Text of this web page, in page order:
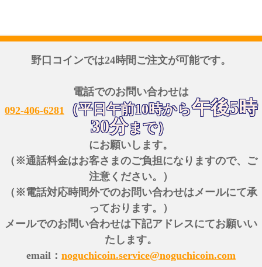
野口コインでは24時間ご注文が可能です。
電話でのお問い合わせは
092-406-6281
（平日午前10時から午後5時
30分まで）
にお願いします。
（※通話料金はお客さまのご負担になりますので、ご
注意ください。）
（※電話対応時間外でのお問い合わせはメールにて承
っております。）
メールでのお問い合わせは下記アドレスにてお願いい
たします。
email： noguchicoin.service@noguchicoin.com